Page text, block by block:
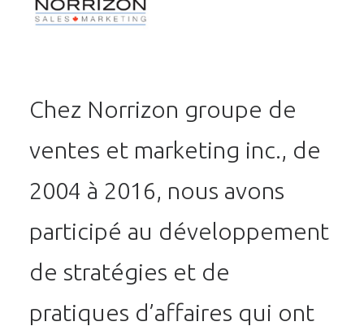
Chez Norrizon groupe de
ventes et marketing inc., de
2004 à 2016, nous avons
participé au développement
de stratégies et de
pratiques d’affaires qui ont